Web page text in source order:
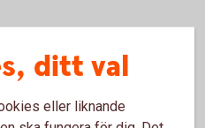
vid
ditt val
eller liknande